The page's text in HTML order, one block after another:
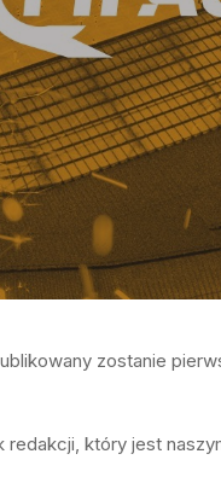
zostanie
redakcji, który jest